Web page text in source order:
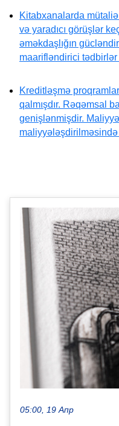
Kitabxanalarda
və yaradıcı görüşlər
əməkdaşlığın
maarifləndirici
Kreditləşmə
qalmışdır. Rəqəmsal
genişlənmişdir.
05:00, 19 Апр